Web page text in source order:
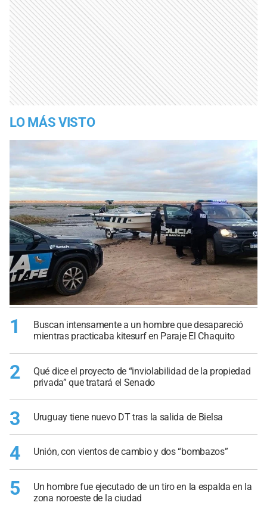
LO MÁS VISTO
1
Buscan intensamente a un hombre que desapareció
mientras practicaba kitesurf en Paraje El Chaquito
2
Qué dice el proyecto de “inviolabilidad de la propiedad
privada” que tratará el Senado
3 Uruguay tiene nuevo DT tras la salida de Bielsa
4 Unión, con vientos de cambio y dos “bombazos”
5
Un hombre fue ejecutado de un tiro en la espalda en la
zona noroeste de la ciudad